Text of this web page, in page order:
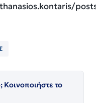
το